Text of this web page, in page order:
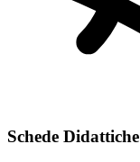
Schede Didattiche